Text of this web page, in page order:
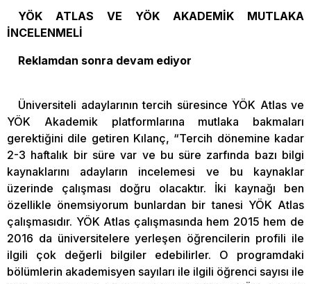
YÖK ATLAS VE YÖK AKADEMİK MUTLAKA
İNCELENMELİ
Reklamdan sonra devam ediyor
Üniversiteli adaylarının tercih süresince YÖK Atlas ve
YÖK Akademik platformlarına mutlaka bakmaları
gerektiğini dile getiren Kılanç, “Tercih dönemine kadar
2-3 haftalık bir süre var ve bu süre zarfında bazı bilgi
kaynaklarını adayların incelemesi ve bu kaynaklar
üzerinde çalışması doğru olacaktır. İki kaynağı ben
özellikle önemsiyorum bunlardan bir tanesi YÖK Atlas
çalışmasıdır. YÖK Atlas çalışmasında hem 2015 hem de
2016 da üniversitelere yerleşen öğrencilerin profili ile
ilgili çok değerli bilgiler edebilirler. O programdaki
bölümlerin akademisyen sayıları ile ilgili öğrenci sayısı ile